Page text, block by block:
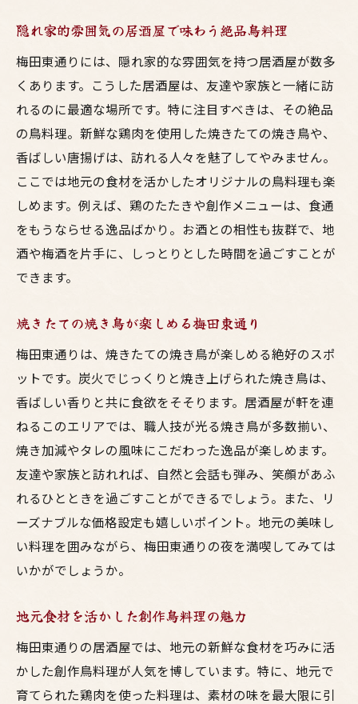
味しさ
料理
友達とシェアして楽しむ絶品鳥料理
新鮮な鶏のたたきが魅力の居酒屋
焼き鳥とビールの黄金コンビを堪能
東通りで発見！味わい深い鳥料理の数々
梅田の夜を彩る特別な鳥料理メニュー
家族と楽しむ！梅田東通りで味わう絶品鳥料理
家族団らんにぴったりな居心地の良い店
家族でシェアして楽しむ豪華な鳥料理
特別な日を祝うためのおすすめコース
親子で一緒に楽しむ梅田東通りの絶品メニ
ュー
友達と共有する梅田東通りの居酒屋での素敵な
夜
楽しい会話が弾む居酒屋選びのポイント
大人数でも楽しめる大皿料理の魅力
友達と乾杯！おすすめドリンクメニュー
シェアスタイルで楽しむ梅田東通りの夜
思い出に残る素敵なひとときを過ごすため
に
隠れ家的雰囲気の居酒屋で味わう絶品鳥料理
梅田東通りには、隠れ家的な雰囲気を持つ居酒屋が数多
くあります。こうした居酒屋は、友達や家族と一緒に訪
れるのに最適な場所です。特に注目すべきは、その絶品
の鳥料理。新鮮な鶏肉を使用した焼きたての焼き鳥や、
香ばしい唐揚げは、訪れる人々を魅了してやみません。
ここでは地元の食材を活かしたオリジナルの鳥料理も楽
しめます。例えば、鶏のたたきや創作メニューは、食通
をもうならせる逸品ばかり。お酒との相性も抜群で、地
酒や梅酒を片手に、しっとりとした時間を過ごすことが
できます。
焼きたての焼き鳥が楽しめる梅田東通り
梅田東通りは、焼きたての焼き鳥が楽しめる絶好のスポ
ットです。炭火でじっくりと焼き上げられた焼き鳥は、
香ばしい香りと共に食欲をそそります。居酒屋が軒を連
ねるこのエリアでは、職人技が光る焼き鳥が多数揃い、
焼き加減やタレの風味にこだわった逸品が楽しめます。
友達や家族と訪れれば、自然と会話も弾み、笑顔があふ
れるひとときを過ごすことができるでしょう。また、リ
ーズナブルな価格設定も嬉しいポイント。地元の美味し
い料理を囲みながら、梅田東通りの夜を満喫してみては
いかがでしょうか。
地元食材を活かした創作鳥料理の魅力
梅田東通りの居酒屋では、地元の新鮮な食材を巧みに活
かした創作鳥料理が人気を博しています。特に、地元で
育てられた鶏肉を使った料理は、素材の味を最大限に引